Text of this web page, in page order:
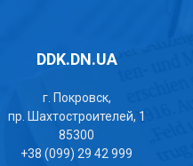
DDK.DN.UA
г. Покровск,
пр. Шахтостроителей, 1
85300
+38 (099) 29 42 999